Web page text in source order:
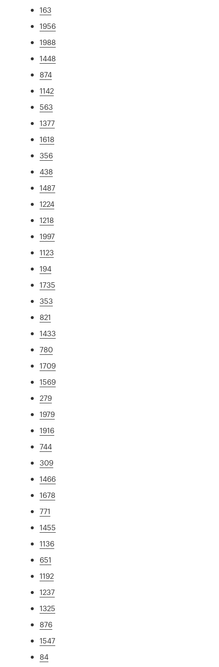
163
1956
1988
1448
874
1142
563
1377
1618
356
438
1487
1224
1218
1997
1123
194
1735
353
821
1433
780
1709
1569
279
1979
1916
744
309
1466
1678
771
1455
1136
651
1192
1237
1325
876
1547
84